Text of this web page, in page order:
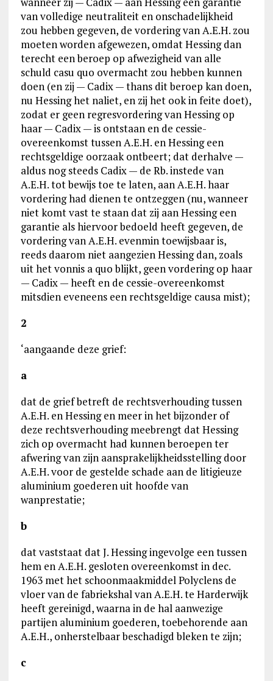
van volledige neutraliteit en onschadelijkheid
zou hebben gegeven, de vordering van A.E.H. zou
moeten worden afgewezen, omdat Hessing dan
terecht een beroep op afwezigheid van alle
schuld casu quo overmacht zou hebben kunnen
doen (en zij — Cadix — thans dit beroep kan doen,
nu Hessing het naliet, en zij het ook in feite doet),
zodat er geen regresvordering van Hessing op
haar — Cadix — is ontstaan en de cessie-
overeenkomst tussen A.E.H. en Hessing een
rechtsgeldige oorzaak ontbeert; dat derhalve —
aldus nog steeds Cadix — de Rb. instede van
A.E.H. tot bewijs toe te laten, aan A.E.H. haar
vordering had dienen te ontzeggen (nu, wanneer
niet komt vast te staan dat zij aan Hessing een
garantie als hiervoor bedoeld heeft gegeven, de
vordering van A.E.H. evenmin toewijsbaar is,
reeds daarom niet aangezien Hessing dan, zoals
uit het vonnis a quo blijkt, geen vordering op haar
— Cadix — heeft en de cessie-overeenkomst
mitsdien eveneens een rechtsgeldige causa mist);
2
‘aangaande deze grief:
a
dat de grief betreft de rechtsverhouding tussen
A.E.H. en Hessing en meer in het bijzonder of
deze rechtsverhouding meebrengt dat Hessing
zich op overmacht had kunnen beroepen ter
afwering van zijn aansprakelijkheidsstelling door
A.E.H. voor de gestelde schade aan de litigieuze
aluminium goederen uit hoofde van
wanprestatie;
b
dat vaststaat dat J. Hessing ingevolge een tussen
hem en A.E.H. gesloten overeenkomst in dec.
1963 met het schoonmaakmiddel Polyclens de
vloer van de fabriekshal van A.E.H. te Harderwijk
heeft gereinigd, waarna in de hal aanwezige
partijen aluminium goederen, toebehorende aan
A.E.H., onherstelbaar beschadigd bleken te zijn;
c